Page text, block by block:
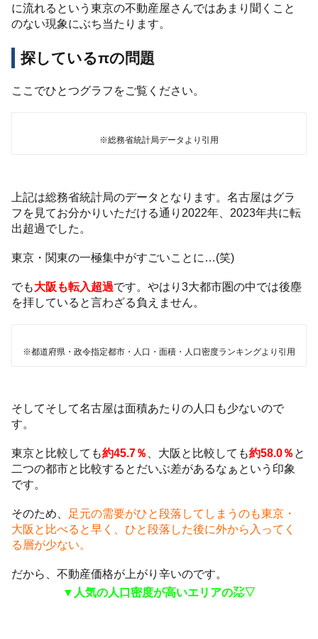
に流れるという東京の不動産屋さんではあまり聞くこと
のない現象にぶち当たります。
探しているπの問題
ここでひとつグラフをご覧ください。
※総務省統計局データより引用
上記は総務省統計局のデータとなります。名古屋はグラ
フを見てお分かりいただける通り2022年、2023年共に転
出超過でした。
東京・関東の一極集中がすごいことに…(笑)
でも大阪も転入超過です。やはり3大都市圏の中では後塵
を拝していると言わざる負えません。
※都道府県・政令指定都市・人口・面積・人口密度ランキングより引用
そしてそして名古屋は面積あたりの人口も少ないので
す。
東京と比較しても約45.7％ 、大阪と比較しても約58.0％ と
二つの都市と比較するとだいぶ差があるなぁという印象
です。
そのため、 足元の需要がひと段落してしまうのも東京・
大阪と比べると早く、ひと段落した後に外から入ってく
る層が少ない。
だから、不動産価格が上がり辛いのです。
▼人気の人口密度が高いエリアの㍇▽